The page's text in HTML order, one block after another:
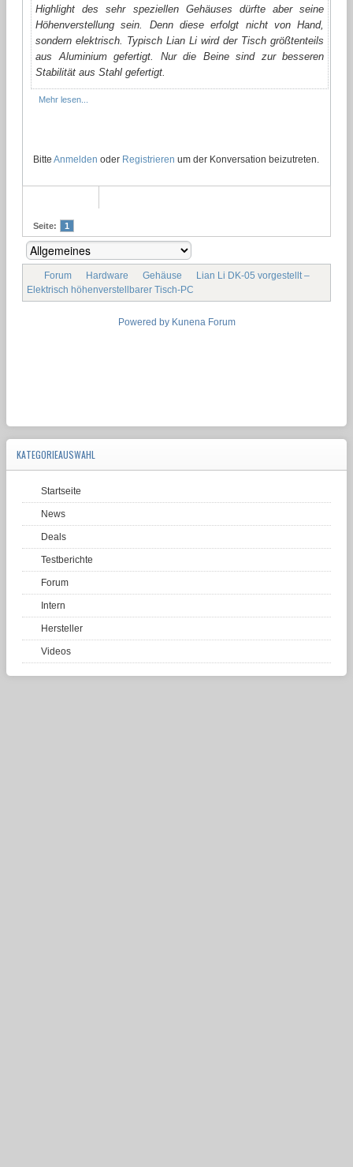
Highlight des sehr speziellen Gehäuses dürfte aber seine
Höhenverstellung sein. Denn diese erfolgt nicht von Hand,
sondern elektrisch. Typisch Lian Li wird der Tisch größtenteils
aus Aluminium gefertigt. Nur die Beine sind zur besseren
Stabilität aus Stahl gefertigt.
Mehr lesen...
Bitte Anmelden oder Registrieren um der Konversation beizutreten.
Seite: 1
Forum Hardware Gehäuse
Lian Li DK-05 vorgestellt –
Elektrisch höhenverstellbarer Tisch-PC
Powered by Kunena Forum
KATEGORIEAUSWAHL
Startseite
News
Deals
Testberichte
Forum
Intern
Hersteller
Videos